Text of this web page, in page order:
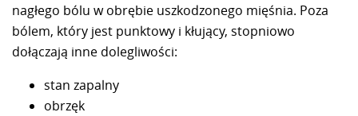
nagłego bólu w obrębie uszkodzonego mięśnia. Poza
bólem, który jest punktowy i kłujący, stopniowo
dołączają inne dolegliwości:
stan zapalny
obrzęk